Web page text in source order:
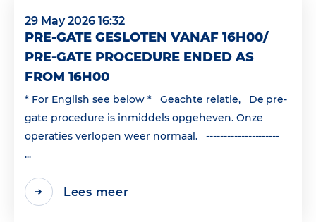
29 May 2026 16:32
PRE-GATE GESLOTEN VANAF 16H00/
PRE-GATE PROCEDURE ENDED AS
FROM 16H00
* For English see below * Geachte relatie, De pre-
gate procedure is inmiddels opgeheven. Onze
operaties verlopen weer normaal. ---------------------
...
Lees meer